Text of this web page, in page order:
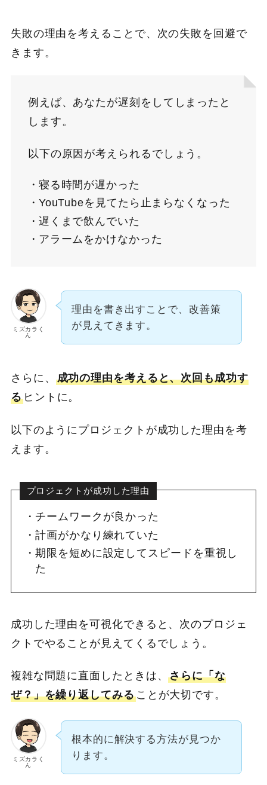
失敗の理由を考えることで、次の失敗を回避で
きます。
例えば、あなたが遅刻をしてしまったと
します。
以下の原因が考えられるでしょう。
寝る時間が遅かった
YouTubeを見てたら止まらなくなった
遅くまで飲んでいた
アラームをかけなかった
ミズカラく
ん
理由を書き出すことで、改善策
が見えてきます。
さらに、 成功の理由を考えると、次回も成功す
るヒントに。
以下のようにプロジェクトが成功した理由を考
えます。
プロジェクトが成功した理由
チームワークが良かった
計画がかなり練れていた
期限を短めに設定してスピードを重視し
た
成功した理由を可視化できると、次のプロジェ
クトでやることが見えてくるでしょう。
複雑な問題に直面したときは、さらに「な
ぜ？」を繰り返してみることが大切です。
ミズカラく
ん
根本的に解決する方法が見つか
ります。